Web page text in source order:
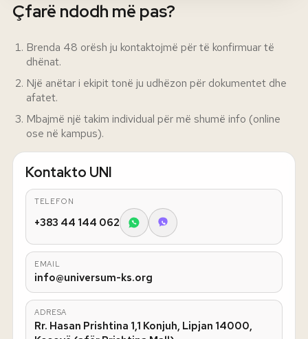
Çfarë ndodh më pas?
Brenda 48 orësh ju kontaktojmë për të konfirmuar të
dhënat.
Një anëtar i ekipit tonë ju udhëzon për dokumentet dhe
afatet.
Mbajmë një takim individual për më shumë info (online
ose në kampus).
Kontakto UNI
TELEFON
+383 44 144 062
EMAIL
info@universum-ks.org
ADRESA
Rr. Hasan Prishtina 1,1 Konjuh, Lipjan 14000,